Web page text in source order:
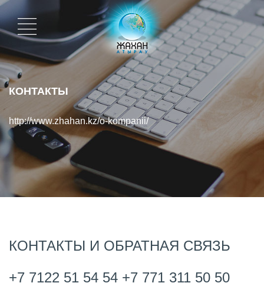
КОНТАКТЫ
http://www.zhahan.kz/o-kompanii/
КОНТАКТЫ И ОБРАТНАЯ СВЯЗЬ
+7 7122 51 54 54 +7 771 311 50 50